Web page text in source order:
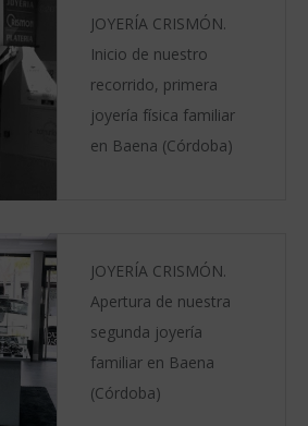
JOYERÍA CRISMÓN.
Inicio de nuestro
recorrido, primera
joyería física familiar
en Baena (Córdoba)
JOYERÍA CRISMÓN.
Apertura de nuestra
segunda joyería
familiar en Baena
(Córdoba)